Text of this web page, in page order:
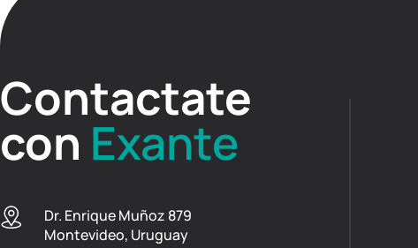
Contactate
con Exante
Dr. Enrique Muñoz 879
Montevideo, Uruguay